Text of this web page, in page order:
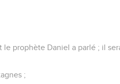
le prophète Daniel a parlé ; il
;